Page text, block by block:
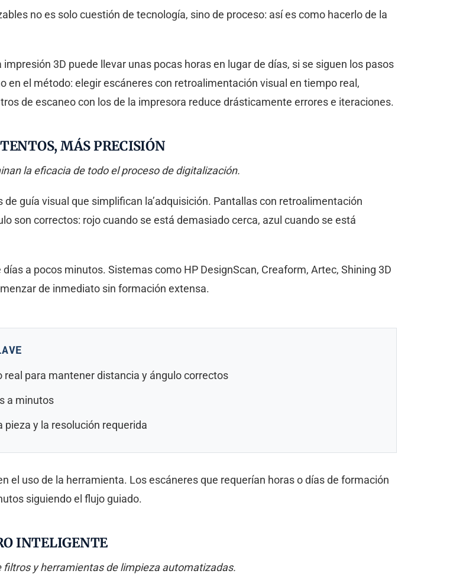
no es solo cuestión de tecnología, sino de proceso: así es como hacerlo de la
3D puede llevar unas pocas horas en lugar de días, si se siguen los pasos
en el método: elegir escáneres con retroalimentación visual en tiempo real,
de escaneo con los de la impresora reduce drásticamente errores e iteraciones.
MÁS PRECISIÓN
la eficacia de todo el proceso de digitalización.
guía visual que simplifican la’adquisición. Pantallas con retroalimentación
son correctos: rojo cuando se está demasiado cerca, azul cuando se está
a pocos minutos. Sistemas como HP DesignScan, Creaform, Artec, Shining 3D
de inmediato sin formación extensa.
para mantener distancia y ángulo correctos
a minutos
y la resolución requerida
el uso de la herramienta. Los escáneres que requerían horas o días de formación
siguiendo el flujo guiado.
INTELIGENTE
y herramientas de limpieza automatizadas.